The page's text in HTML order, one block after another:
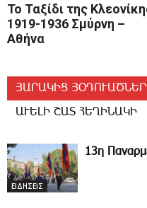
Το Ταξίδι της
1919-1936 Σμύρνη –
Αθήνα
ՅԱՐԱԿԻՑ ՅՕԴՈՒԱԾՆԵՐ
ԱՒԵԼԻ ՇԱՏ ՀԵՂԻՆԱԿԻ
ΕΙΔΗΣΕΙΣ
13η